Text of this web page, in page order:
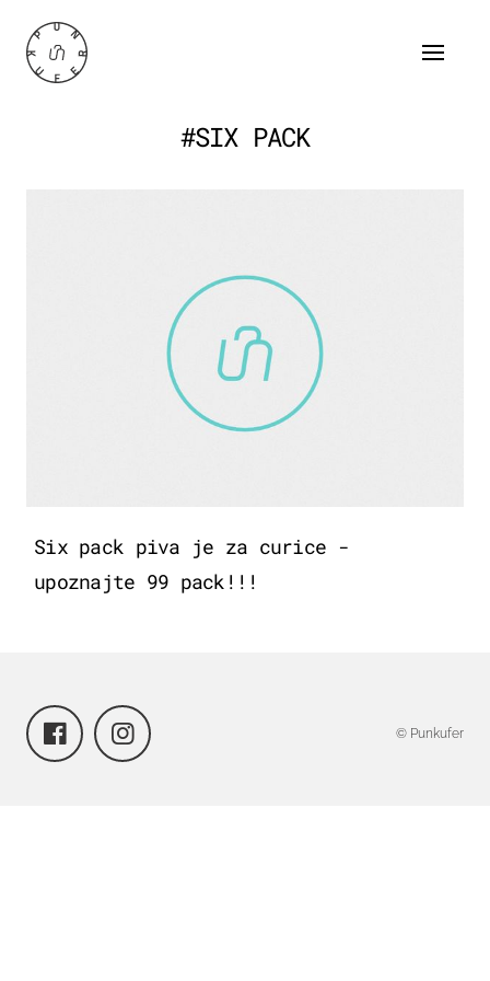
#SIX PACK
Six pack piva je za curice -
upoznajte 99 pack!!!
© Punkufer